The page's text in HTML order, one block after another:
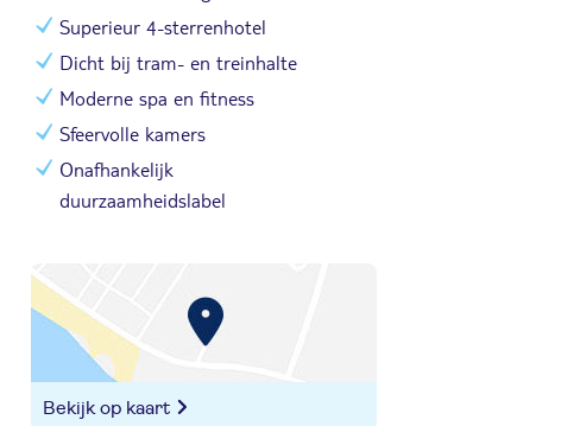
Superieur 4-sterrenhotel
Dicht bij tram- en treinhalte
Moderne spa en fitness
Sfeervolle kamers
Onafhankelijk
duurzaamheidslabel
Bekijk op kaart